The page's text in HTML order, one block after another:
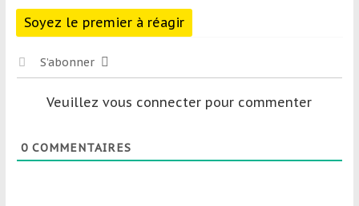
Soyez le premier à réagir
S’abonner
Veuillez vous connecter pour commenter
0COMMENTAIRES